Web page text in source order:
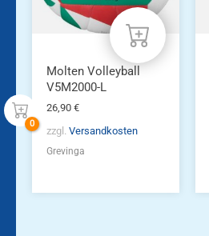
Molten Volleyball
V5M2000-L
26,90 €
zzgl. Versandkosten
Grevinga